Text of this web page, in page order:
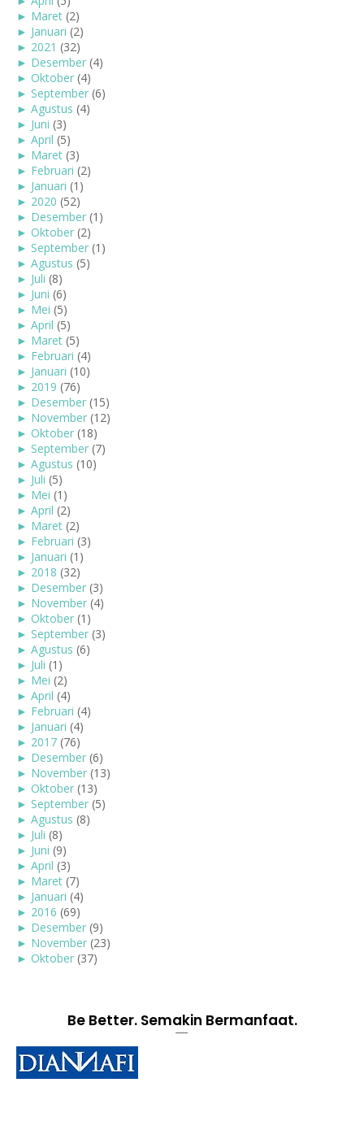
► Maret (2)
► Januari (2)
► 2021 (32)
► Desember (4)
► Oktober (4)
► September (6)
► Agustus (4)
► Juni (3)
► April (5)
► Maret (3)
► Februari (2)
► Januari (1)
► 2020 (52)
► Desember (1)
► Oktober (2)
► September (1)
► Agustus (5)
► Juli (8)
► Juni (6)
► Mei (5)
► April (5)
► Maret (5)
► Februari (4)
► Januari (10)
► 2019 (76)
► Desember (15)
► November (12)
► Oktober (18)
► September (7)
► Agustus (10)
► Juli (5)
► Mei (1)
► April (2)
► Maret (2)
► Februari (3)
► Januari (1)
► 2018 (32)
► Desember (3)
► November (4)
► Oktober (1)
► September (3)
► Agustus (6)
► Juli (1)
► Mei (2)
► April (4)
► Februari (4)
► Januari (4)
► 2017 (76)
► Desember (6)
► November (13)
► Oktober (13)
► September (5)
► Agustus (8)
► Juli (8)
► Juni (9)
► April (3)
► Maret (7)
► Januari (4)
► 2016 (69)
► Desember (9)
► November (23)
► Oktober (37)
Be Better. Semakin Bermanfaat.